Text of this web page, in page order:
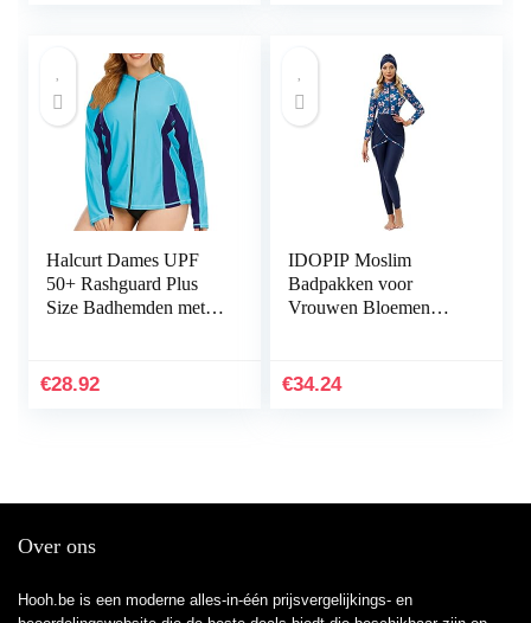
Halcurt Dames UPF
50+ Rashguard Plus
Size Badhemden met
€28.92
IDOPIP Moslim
Badpakken voor
Vrouwen Bloemen
Bescheiden Badmode
€34.24
Over ons
Hooh.be is een moderne alles-in-één prijsvergelijkings- en